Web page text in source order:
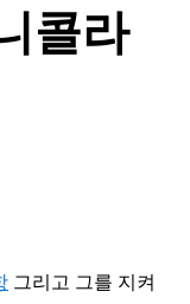
콜라
그리고 그를 지켜